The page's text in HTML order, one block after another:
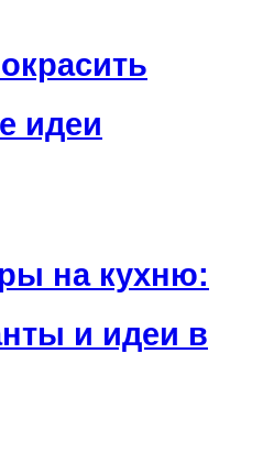
идеи
на кухню:
и идеи в